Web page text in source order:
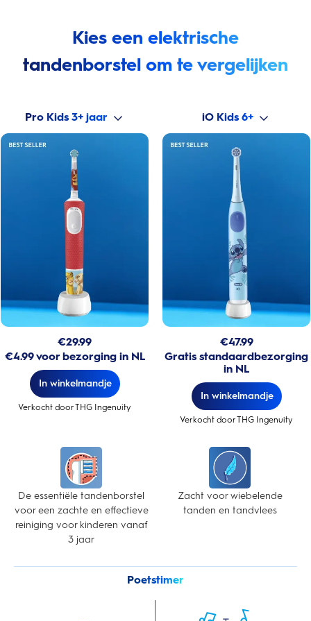
Kies een elektrische
tandenborstel om te vergelijken
Pro Kids 3+ jaar
€29.99
€4.99 voor bezorging in NL
In winkelmandje
Verkocht door THG Ingenuity
iO Kids 6+
€47.99
Gratis standaardbezorging
in NL
In winkelmandje
Verkocht door THG Ingenuity
De essentiële tandenborstel
voor een zachte en effectieve
reiniging voor kinderen vanaf
3 jaar
Zacht voor wiebelende
tanden en tandvlees
Poetstimer